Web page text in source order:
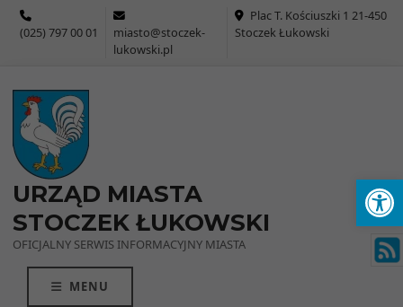
(025) 797 00 01
miasto@stoczek-
lukowski.pl
Plac T. Kościuszki 1 21-450
Stoczek Łukowski
URZĄD MIASTA
STOCZEK ŁUKOWSKI
OFICJALNY SERWIS INFORMACYJNY MIASTA
MENU